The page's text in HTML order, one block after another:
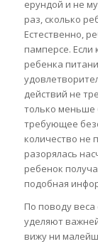
ерундой и не
раз, сколько
Естественно,
памперсе. Если
ребенка
действий не
только меньше
требующее
количество не
разорялась
ребенок
подобная
По поводу
уделяют
вижу ни